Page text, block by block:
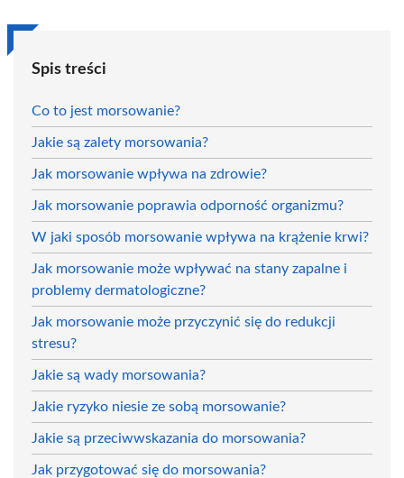
Spis treści
Co to jest morsowanie?
Jakie są zalety morsowania?
Jak morsowanie wpływa na zdrowie?
Jak morsowanie poprawia odporność organizmu?
W jaki sposób morsowanie wpływa na krążenie krwi?
Jak morsowanie może wpływać na stany zapalne i
problemy dermatologiczne?
Jak morsowanie może przyczynić się do redukcji
stresu?
Jakie są wady morsowania?
Jakie ryzyko niesie ze sobą morsowanie?
Jakie są przeciwwskazania do morsowania?
Jak przygotować się do morsowania?